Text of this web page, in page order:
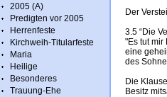
2005 (A)
Predigten vor 2005
Herrenfeste
Kirchweih-Titularfeste
Maria
Heilige
Besonderes
Trauung-Ehe
Der
3.5 “Die
"Es tut mir
eine
des
Die
Besitz